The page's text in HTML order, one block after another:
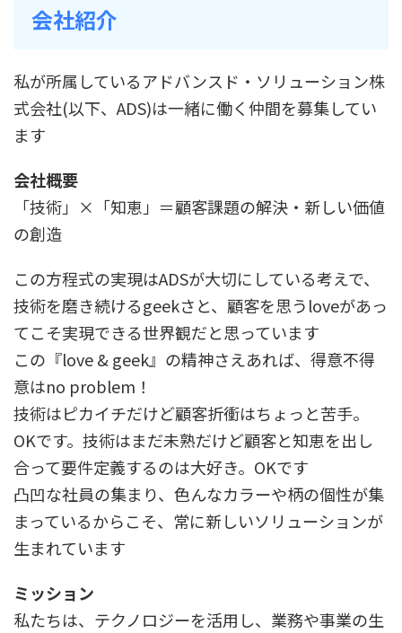
会社紹介
私が所属しているアドバンスド・ソリューション株
式会社(以下、ADS)は一緒に働く仲間を募集してい
ます
会社概要
「技術」×「知恵」＝顧客課題の解決・新しい価値
の創造
この方程式の実現はADSが大切にしている考えで、
技術を磨き続けるgeekさと、顧客を思うloveがあっ
てこそ実現できる世界観だと思っています
この『love & geek』の精神さえあれば、得意不得
意はno problem！
技術はピカイチだけど顧客折衝はちょっと苦手。
OKです。技術はまだ未熟だけど顧客と知恵を出し
合って要件定義するのは大好き。OKです
凸凹な社員の集まり、色んなカラーや柄の個性が集
まっているからこそ、常に新しいソリューションが
生まれています
ミッション
私たちは、テクノロジーを活用し、業務や事業の生